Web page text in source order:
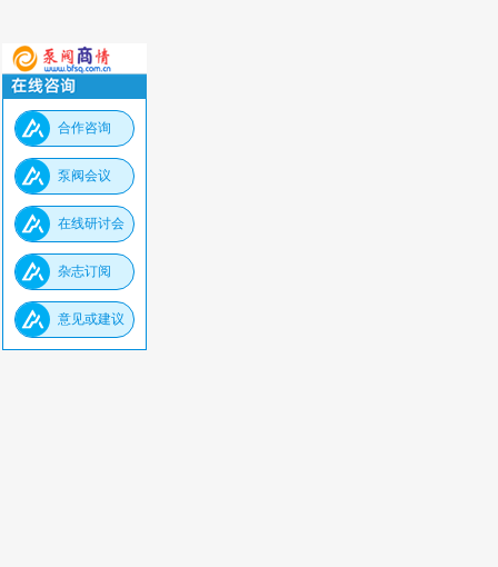
合作咨询
泵阀会议
在线研讨会
杂志订阅
意见或建议